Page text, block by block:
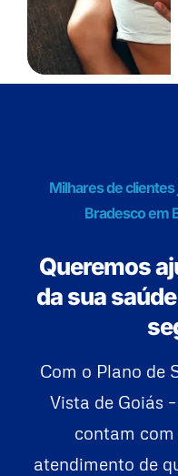
Milhares de clientes
Bradesco em
Queremos
da sua
Com o Plano de
Vista de Goiás
contam
atendimento de